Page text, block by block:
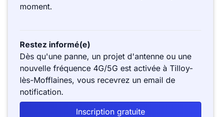
moment.
Restez informé(e)
Dès qu'une panne, un projet d'antenne ou une
nouvelle fréquence 4G/5G est activée à Tilloy-
lès-Mofflaines, vous recevrez un email de
notification.
Inscription gratuite